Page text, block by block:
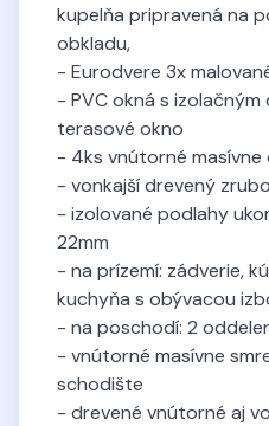
kupelňa pripravená na
obkladu,
- Eurodvere 3x
- PVC okná s izolačným
terasové okno
- 4ks vnútorné masívne
- vonkajší drevený
- izolované podlahy
22mm
- na prízemí: zádverie,
kuchyňa s obývacou
- na poschodí: 2
- vnútorné masívne
schodište
- drevené vnútorné aj